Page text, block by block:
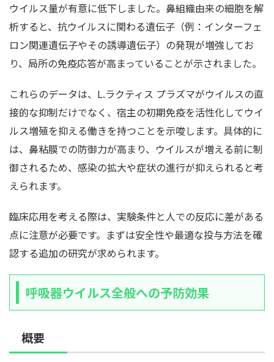
ウイルス量が有意に低下しました。鼻組織由来の細胞を解
析すると、抗ウイルスに関わる遺伝子（例：インターフェ
ロン関連遺伝子やその誘導遺伝子）の発現が増強してお
り、局所の免疫応答が高まっていることが示されました。
これらのデータは、L.ラクティス プラズマがウイルスの直
接的な抑制だけでなく、宿主の初期免疫を活性化してウイ
ルス増殖を抑える働きを持つことを示唆します。具体的に
は、鼻粘膜での防御力が高まり、ウイルスが増える前に制
御されるため、感染の拡大や症状の進行が抑えられると考
えられます。
臨床応用を考える際は、実験条件と人での反応に差がある
点に注意が必要です。まずは安全性や最適な投与方法を確
認する追加の研究が求められます。
呼吸器ウイルス全般への予防効果
概要